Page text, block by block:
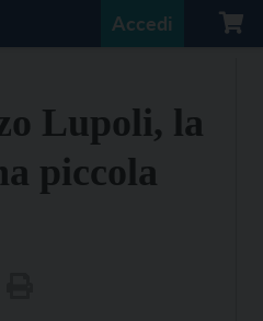
Accedi
Lupoli, la
piccola